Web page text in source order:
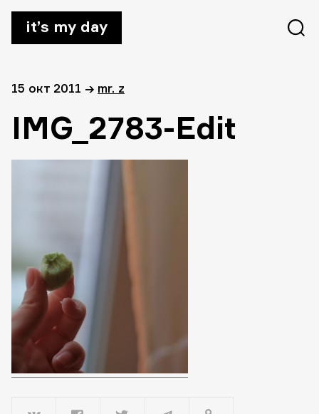
it’s my day
15 окт 2011 → mr. z
IMG_2783-Edit